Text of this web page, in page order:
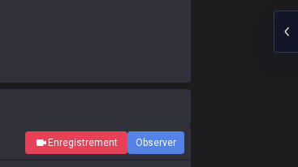
Enregistrement Observer